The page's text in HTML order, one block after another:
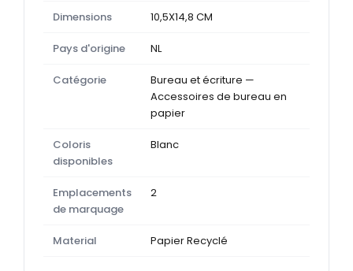
Dimensions 10,5X14,8 CM
Pays d'origine NL
Catégorie
Bureau et écriture —
Accessoires de bureau en
papier
Coloris
disponibles
Blanc
Emplacements
de marquage
2
Material Papier Recyclé